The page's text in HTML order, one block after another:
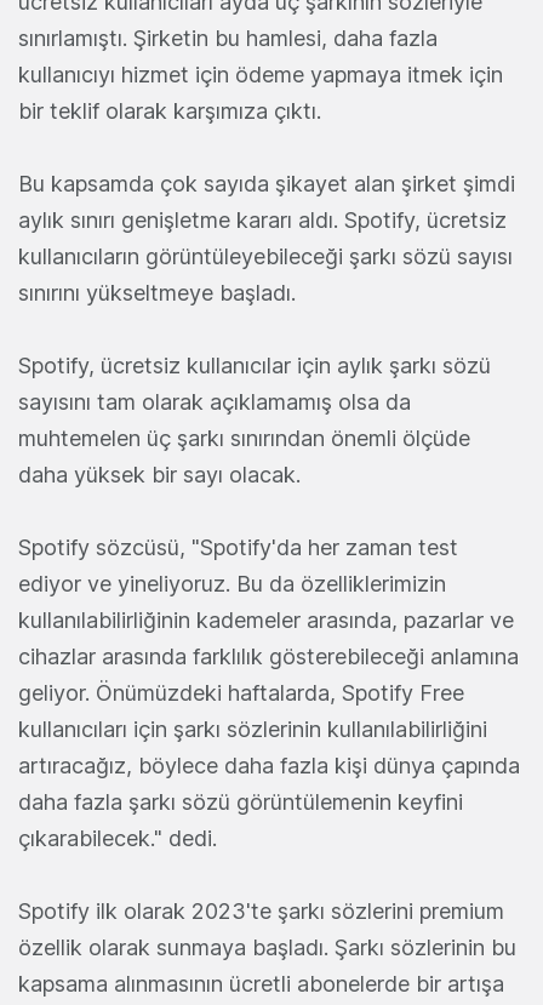
sınırlamıştı. Şirketin bu hamlesi, daha fazla
kullanıcıyı hizmet için ödeme yapmaya itmek için
bir teklif olarak karşımıza çıktı.
Bu kapsamda çok sayıda şikayet alan şirket şimdi
aylık sınırı genişletme kararı aldı. Spotify, ücretsiz
kullanıcıların görüntüleyebileceği şarkı sözü sayısı
sınırını yükseltmeye başladı.
Spotify, ücretsiz kullanıcılar için aylık şarkı sözü
sayısını tam olarak açıklamamış olsa da
muhtemelen üç şarkı sınırından önemli ölçüde
daha yüksek bir sayı olacak.
Spotify sözcüsü, "Spotify'da her zaman test
ediyor ve yineliyoruz. Bu da özelliklerimizin
kullanılabilirliğinin kademeler arasında, pazarlar ve
cihazlar arasında farklılık gösterebileceği anlamına
geliyor. Önümüzdeki haftalarda, Spotify Free
kullanıcıları için şarkı sözlerinin kullanılabilirliğini
artıracağız, böylece daha fazla kişi dünya çapında
daha fazla şarkı sözü görüntülemenin keyfini
çıkarabilecek." dedi.
Spotify ilk olarak 2023'te şarkı sözlerini premium
özellik olarak sunmaya başladı. Şarkı sözlerinin bu
kapsama alınmasının ücretli abonelerde bir artışa